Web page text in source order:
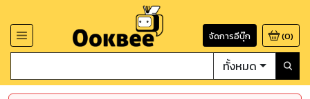
จัดการอีบุ๊ก (0)
ทั้งหมด